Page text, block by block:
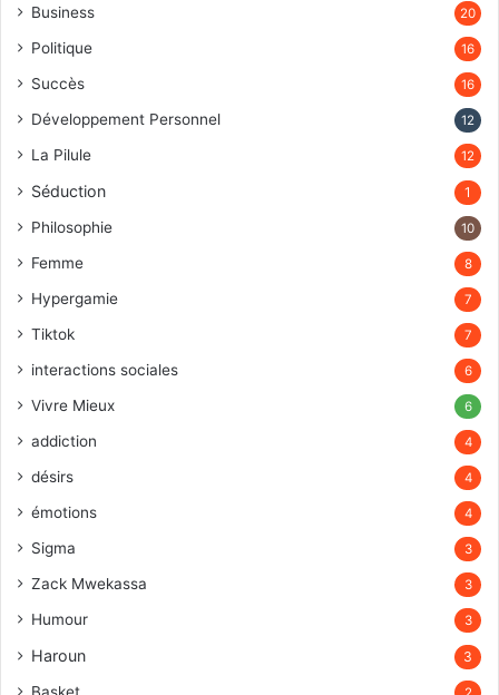
Business 20
Politique 16
Succès 16
Développement Personnel 12
La Pilule 12
Séduction 1
Philosophie 10
Femme 8
Hypergamie 7
Tiktok 7
interactions sociales 6
Vivre Mieux 6
addiction 4
désirs 4
émotions 4
Sigma 3
Zack Mwekassa 3
Humour 3
Haroun 3